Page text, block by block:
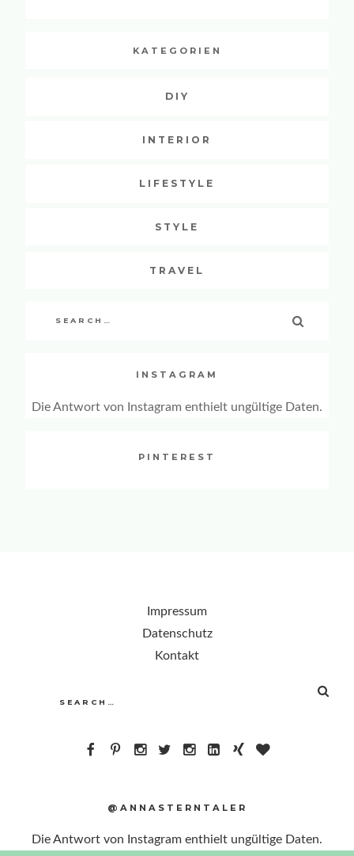
KATEGORIEN
DIY
INTERIOR
LIFESTYLE
STYLE
TRAVEL
Search
SEARCH
INSTAGRAM
Die Antwort von Instagram enthielt ungültige Daten.
PINTEREST
Impressum
Datenschutz
Kontakt
Search
@ANNASTERNTALER
Die Antwort von Instagram enthielt ungültige Daten.